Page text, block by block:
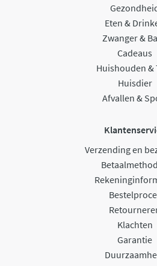
Eten &
Zwanger &
Cadeaus
Huishouden &
Huisdier
Afvallen &
Verzending en
Klachten
Garantie